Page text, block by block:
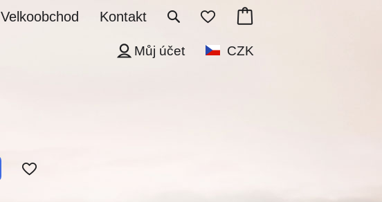
Kontakt
Velkoobchod
CZK
Můj účet